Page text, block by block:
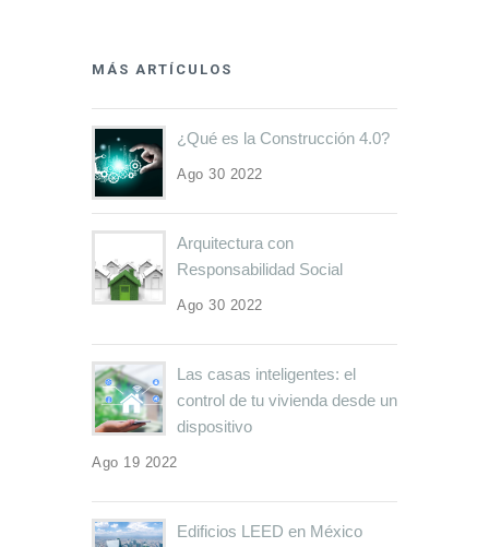
MÁS ARTÍCULOS
¿Qué es la Construcción 4.0?
Ago 30 2022
Arquitectura con
Responsabilidad Social
Ago 30 2022
Las casas inteligentes: el
control de tu vivienda desde un
dispositivo
Ago 19 2022
Edificios LEED en México